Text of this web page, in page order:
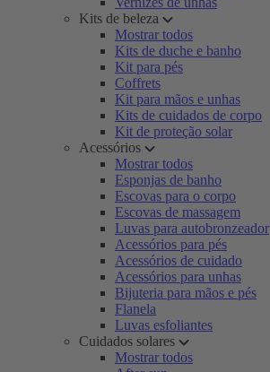
Kits de beleza
Mostrar todos
Kits de duche e banho
Kit para pés
Coffrets
Kit para mãos e unhas
Kits de cuidados de corpo
Kit de proteção solar
Acessórios
Mostrar todos
Esponjas de banho
Escovas para o corpo
Escovas de massagem
Luvas para autobronzeador
Acessórios para pés
Acessórios de cuidado
Acessórios para unhas
Bijuteria para mãos e pés
Flanela
Luvas esfoliantes
Cuidados solares
Mostrar todos